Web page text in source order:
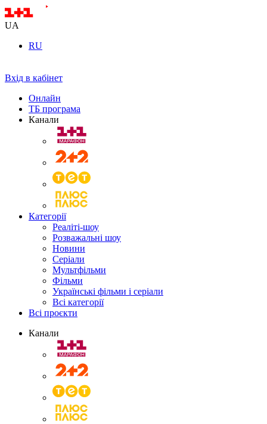
UA
RU
Вхід в кабінет
Онлайн
ТБ програма
Канали
Категорії
Реаліті-шоу
Розважальні шоу
Новини
Серіали
Мультфільми
Фільми
Українські фільми і серіали
Всі категорії
Всі проєкти
Канали